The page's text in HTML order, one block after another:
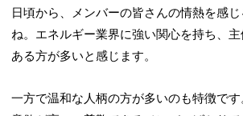
日頃から、メンバーの皆さんの情熱を感
ね。エネルギー業界に強い関心を持ち、
ある方が多いと感じます。
一方で温和な人柄の方が多いのも特徴で